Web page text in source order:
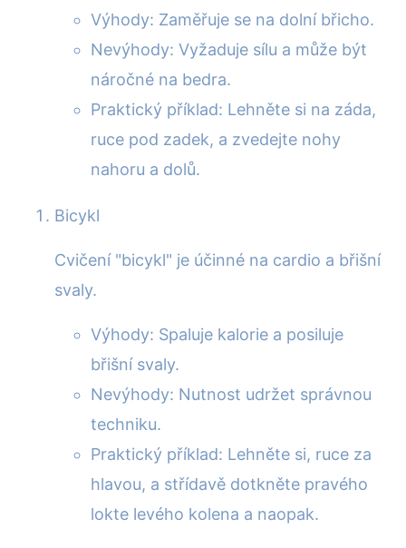
Výhody: Zaměřuje se na dolní břicho.
Nevýhody: Vyžaduje sílu a může být
náročné na bedra.
Praktický příklad: Lehněte si na záda,
ruce pod zadek, a zvedejte nohy
nahoru a dolů.
Bicykl
Cvičení "bicykl" je účinné na cardio a břišní
svaly.
Výhody: Spaluje kalorie a posiluje
břišní svaly.
Nevýhody: Nutnost udržet správnou
techniku.
Praktický příklad: Lehněte si, ruce za
hlavou, a střídavě dotkněte pravého
lokte levého kolena a naopak.